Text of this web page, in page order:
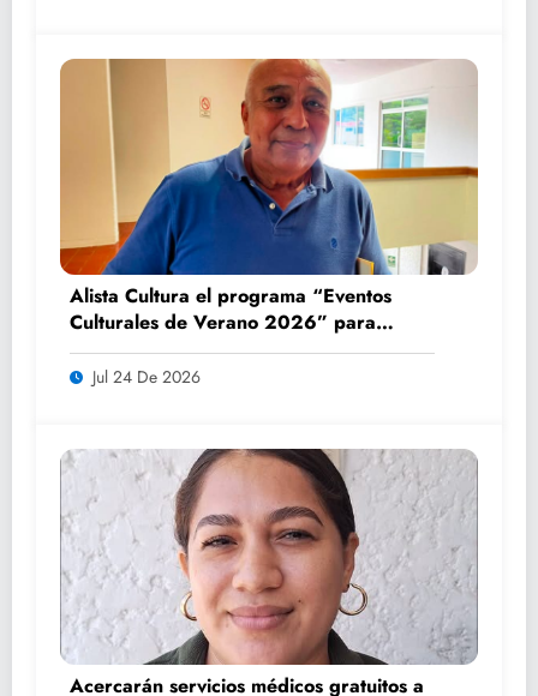
Alista Cultura el programa “Eventos
Culturales de Verano 2026” para
impulsar el turismo y la convivencia
familiar
Jul 24 De 2026
Acercarán servicios médicos gratuitos a